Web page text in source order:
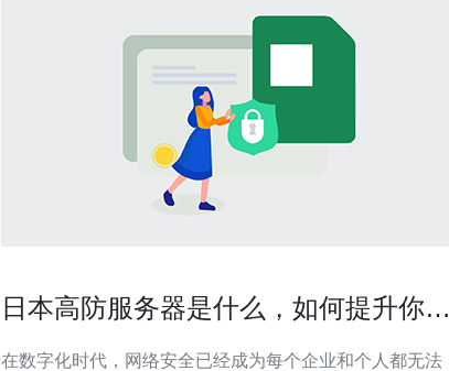
日本高防服务器是什么，如何提升你的
在数字化时代，网络安全已经成为每个企业和个人都无法